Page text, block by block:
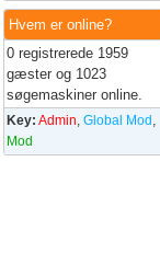
Hvem er online?
0 registrerede 1959
gæster og 1023
søgemaskiner online.
Key: Admin, Global Mod ,
Mod